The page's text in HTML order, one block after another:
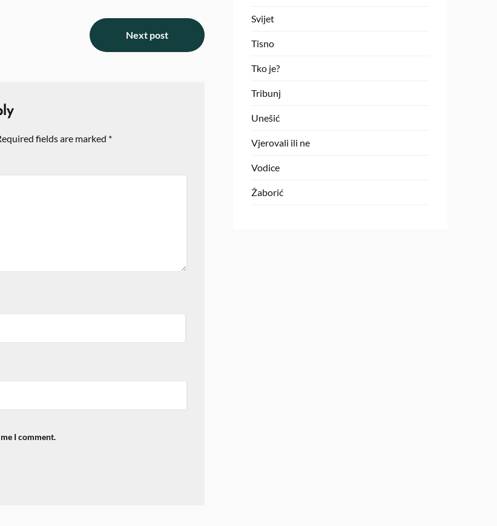
Next post
fields are marked *
I comment.
Svijet
Tisno
Tko je?
Tribunj
Unešić
Vjerovali ili ne
Vodice
Žaborić